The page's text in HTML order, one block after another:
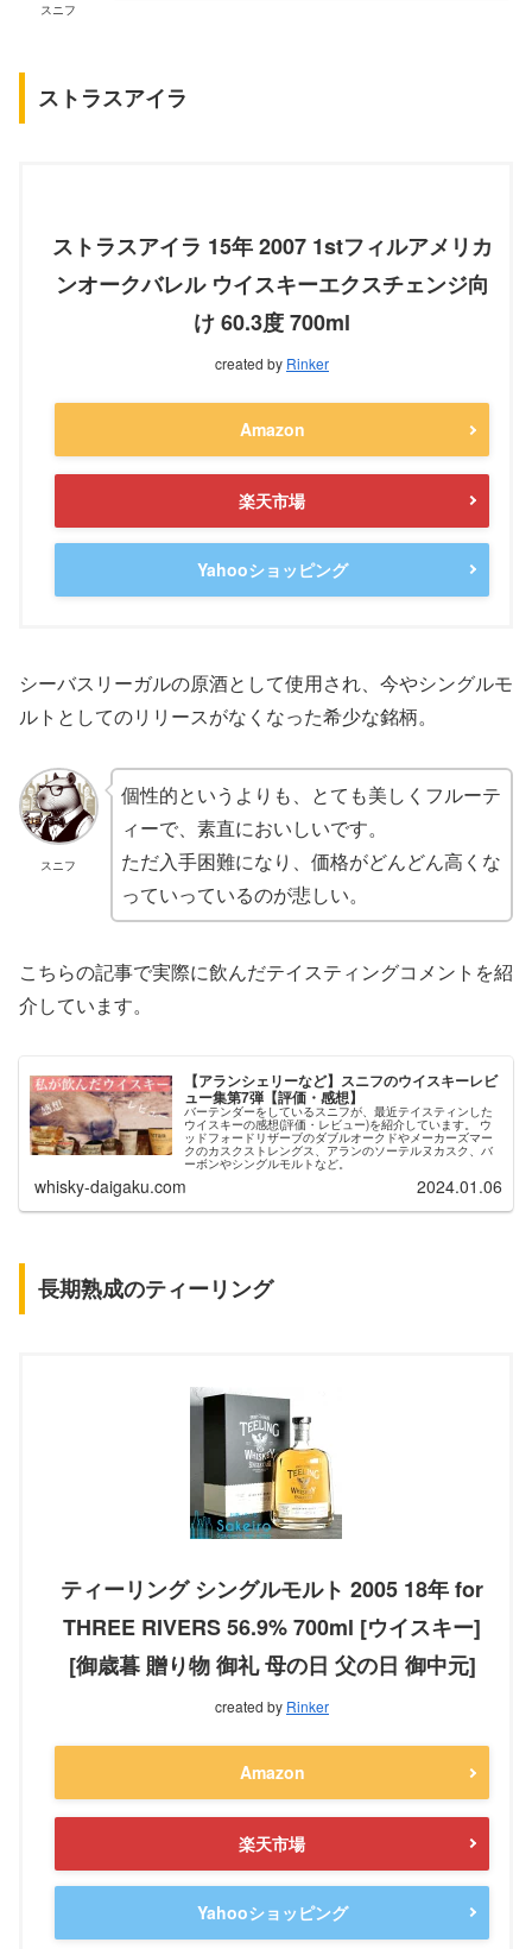
スニフ
ストラスアイラ
ストラスアイラ 15年 2007 1stフィルアメリカ
ンオークバレル ウイスキーエクスチェンジ向
け 60.3度 700ml
created by Rinker
Amazon
楽天市場
Yahooショッピング
シーバスリーガルの原酒として使用され、今やシングルモ
ルトとしてのリリースがなくなった希少な銘柄。
スニフ
個性的というよりも、とても美しくフルーテ
ィーで、素直においしいです。
ただ入手困難になり、価格がどんどん高くな
っていっているのが悲しい。
こちらの記事で実際に飲んだテイスティングコメントを紹
介しています。
【アランシェリーなど】スニフのウイスキーレビ
ュー集第7弾【評価・感想】
バーテンダーをしているスニフが、最近テイスティンした
ウイスキーの感想(評価・レビュー)を紹介しています。 ウ
ッドフォードリザーブのダブルオークドやメーカーズマー
クのカスクストレングス、アランのソーテルヌカスク、バ
ーボンやシングルモルトなど。
whisky-daigaku.com 2024.01.06
長期熟成のティーリング
ティーリング シングルモルト 2005 18年 for
THREE RIVERS 56.9% 700ml [ウイスキー]
[御歳暮 贈り物 御礼 母の日 父の日 御中元]
created by Rinker
Amazon
楽天市場
Yahooショッピング